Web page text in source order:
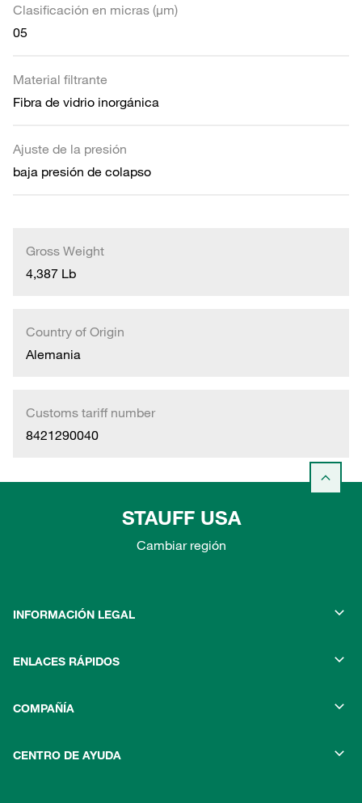
Clasificación en micras (µm)
05
Material filtrante
Fibra de vidrio inorgánica
Ajuste de la presión
baja presión de colapso
Gross Weight
4,387 Lb
Country of Origin
Alemania
Customs tariff number
8421290040
STAUFF USA
Cambiar región
INFORMACIÓN LEGAL
ENLACES RÁPIDOS
COMPAÑÍA
CENTRO DE AYUDA